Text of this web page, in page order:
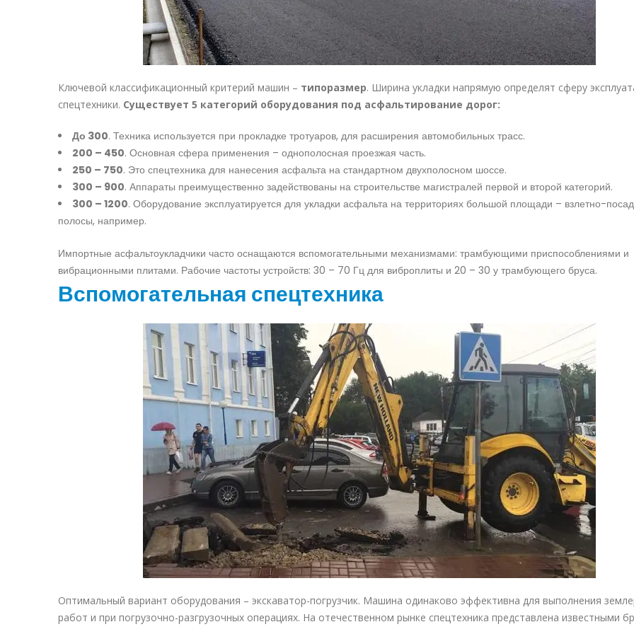
Ключевой классификационный критерий машин – типоразмер. Ширина укладки напрямую определят сферу
спецтехники. Существует 5 категорий оборудования под асфальтирование дорог:
До 300. Техника используется при прокладке тротуаров, для расширения автомобильных трасс.
200 – 450. Основная сфера применения – однополосная проезжая часть.
250 – 750. Это спецтехника для нанесения асфальта на стандартном двухполосном шоссе.
300 – 900. Аппараты преимущественно задействованы на строительстве магистралей первой и второй категорий.
300 – 1200. Оборудование эксплуатируется для укладки асфальта на территориях большой площади – взлетно-
полосы, например.
Импортные асфальтоукладчики часто оснащаются вспомогательными механизмами: трамбующими приспособлениями и
вибрационными плитами. Рабочие частоты устройств: 30 – 70 Гц для виброплиты и 20 – 30 у трамбующего бруса.
Вспомогательная спецтехника
Оптимальный вариант оборудования – экскаватор-погрузчик. Машина одинаково эффективна для выполнения
работ и при погрузочно-разгрузочных операциях. На отечественном рынке спецтехника представлена известными